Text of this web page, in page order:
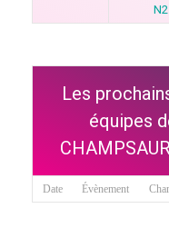
N2
Les
équipes
Date Évènement